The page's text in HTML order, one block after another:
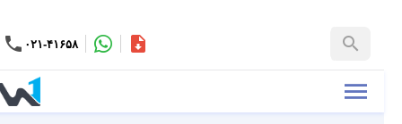
۰۲۱-۴۱۶۵۸
+۹۸-۹۹۳۷۶۵۳۱۵۱
کاتالوگ